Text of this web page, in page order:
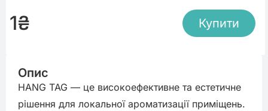
1₴ Купити
Опис
HANG TAG — це високоефективне та естетичне
рішення для локальної ароматизації приміщень.